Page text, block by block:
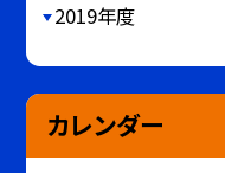
2019年度
カレンダー